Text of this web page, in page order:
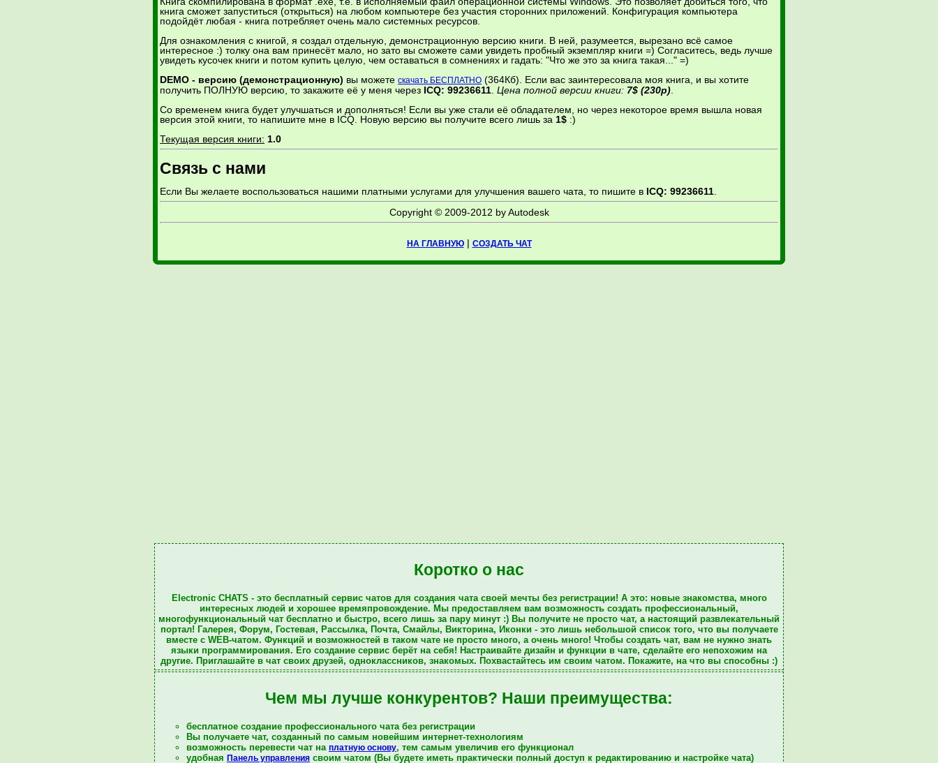
книга сможет запуститься (открыться) на любом компьютере без участия сторонних приложений. Конфигурация компьютера
подойдёт любая - книга потребляет очень мало системных ресурсов.
Для ознакомления с книгой, я создал отдельную, демонстрационную версию книги. В ней, разумеется, вырезано всё самое
интересное :) толку она вам принесёт мало, но зато вы сможете сами увидеть пробный экземпляр книги =) Согласитесь, ведь лучше
увидеть кусочек книги и потом купить целую, чем оставаться в сомнениях и гадать: "Что же это за книга такая..." =)
DEMO - версию (демонстрационную) вы можете скачать БЕСПЛАТНО (364Кб). Если вас заинтересовала моя книга, и вы хотите
получить ПОЛНУЮ версию, то закажите её у меня через ICQ: 99236611 Цена полной версии книги: 7$ (230р)
Со временем книга будет улучшаться и дополняться! Если вы уже стали её обладателем, но через некоторое время вышла новая
версия этой книги, то напишите мне в ICQ. Новую версию вы получите всего лишь за 1$ :)
Текущая версия книги: 1.0
Связь с нами
Если Вы желаете воспользоваться нашими платными услугами для улучшения вашего чата, то пишите в ICQ: 99236611
Copyright © 2009-2012 by Autodesk
НА ГЛАВНУЮ| СОЗДАТЬ ЧАТ
Коротко о нас
Electronic CHATS - это бесплатный сервисчатов для создания чатасвоей мечты без регистрации! А это: новые знакомства, много
интересных людей и хорошее времяпровождение. Мы предоставляем вам возможность создать профессиональный,
многофункциональный чат бесплатно и быстро, всего лишь за пару минут :) Вы получите не просто чат, а настоящий развлекательный
портал! Галерея, Форум, Гостевая, Рассылка, Почта, Смайлы, Викторина, Иконки - это лишь небольшой список того, что вы получаете
вместе с WEB-чатом. Функций и возможностей в таком чате не просто много, а очень много! Чтобы создать чат, вам не нужно знать
языки программирования. Его создание сервис берёт на себя! Настраивайте дизайн и функции в чате, сделайте его непохожим на
другие. Приглашайте в чат своих друзей, одноклассников, знакомых. Похвастайтесь им своим чатом. Покажите, на что вы способны :)
Чем мы лучше конкурентов? Наши преимущества:
бесплатное создание профессионального чата без регистрации
Вы получаете чат, созданный по самым новейшим интернет-технологиям
возможность перевести чат на платную основу, тем самым увеличив его функционал
удобная Панель управления своим чатом (Вы будете иметь практически полный доступ к редактированию и настройке чата)